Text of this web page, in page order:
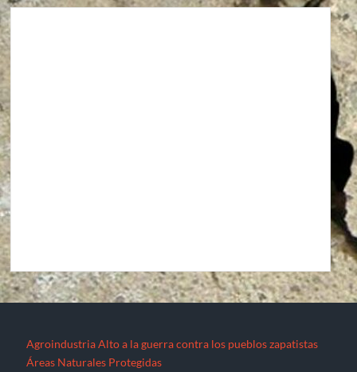
Agroindustria Alto a la guerra contra los pueblos zapatistas
Áreas Naturales Protegidas